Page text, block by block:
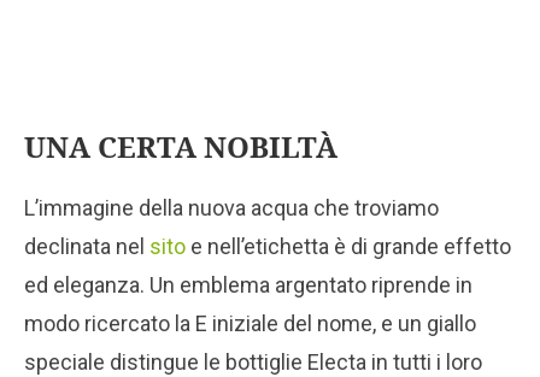
UNA CERTA NOBILTÀ
L’immagine della nuova acqua che troviamo
declinata nel sito e nell’etichetta è di grande effetto
ed eleganza. Un emblema argentato riprende in
modo ricercato la E iniziale del nome, e un giallo
speciale distingue le bottiglie Electa in tutti i loro